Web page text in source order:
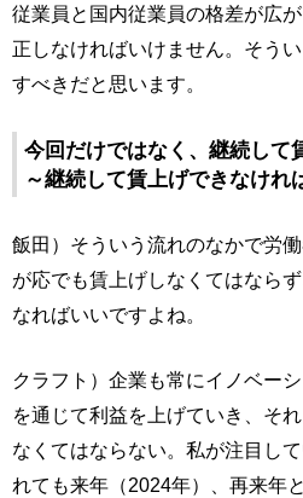
従業員と国内従業員の格差が広
正しなければいけません。そう
すべきだと思います。
今回だけではなく、継続し
～継続して賃上げできなけれ
飯田）そういう流れのなかで労
が応でも賃上げしなくてはなら
なればいいですよね。
クラフト）企業も常にイノベー
を通じて利益を上げていき、そ
なくてはならない。私が注目し
れても来年（2024年）、再来年